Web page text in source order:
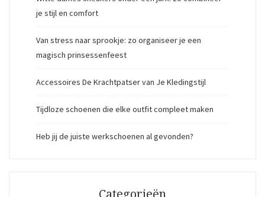
je stijl en comfort
Van stress naar sprookje: zo organiseer je een
magisch prinsessenfeest
Accessoires De Krachtpatser van Je Kledingstijl
Tijdloze schoenen die elke outfit compleet maken
Heb jij de juiste werkschoenen al gevonden?